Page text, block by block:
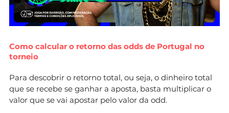
Como calcular o retorno das odds de Portugal no
torneio
Para descobrir o retorno total, ou seja, o dinheiro total
que se recebe se ganhar a aposta, basta multiplicar o
valor que se vai apostar pelo valor da odd.